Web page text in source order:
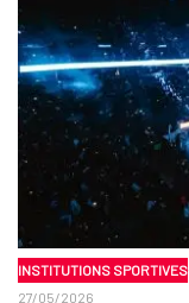
INSTITUTIONS SPORTIVES
27/05/2026